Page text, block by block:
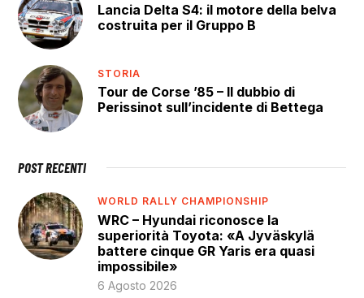
Lancia Delta S4: il motore della belva
costruita per il Gruppo B
STORIA
Tour de Corse ’85 – Il dubbio di
Perissinot sull’incidente di Bettega
POST RECENTI
WORLD RALLY CHAMPIONSHIP
WRC – Hyundai riconosce la
superiorità Toyota: «A Jyväskylä
battere cinque GR Yaris era quasi
impossibile»
6 Agosto 2026